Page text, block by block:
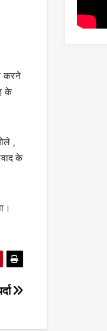
करने
के
,
के